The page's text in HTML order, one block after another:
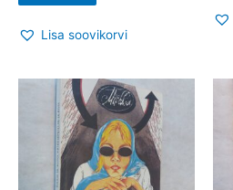
Lisa soovikorvi